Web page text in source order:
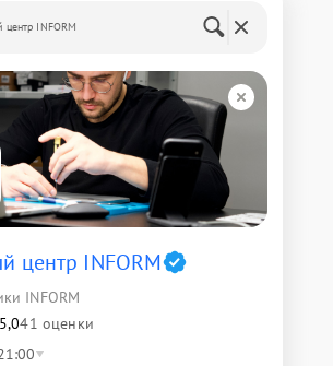
центр INFORM
центр INFORM
INFORM
5,041 оценки